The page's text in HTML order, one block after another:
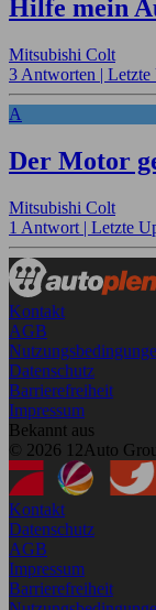
Hilfe mein
Mitsubishi Colt
3 Antworten | Letzte
A
Der Motor
Mitsubishi Colt
1 Antwort | Letzte
Kontakt
AGB
Datenschutz
Barrierefreiheit
Impressum
Bekannt aus
© 2026 12Auto
Kontakt
Datenschutz
AGB
Impressum
Barrierefreiheit